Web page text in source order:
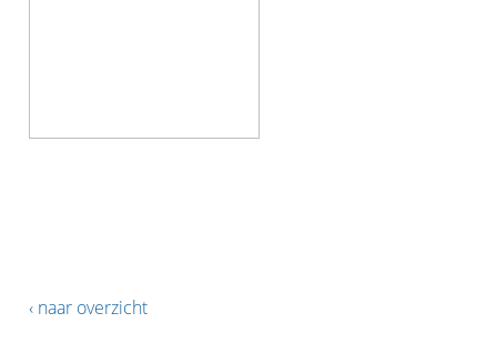
‹ naar overzicht